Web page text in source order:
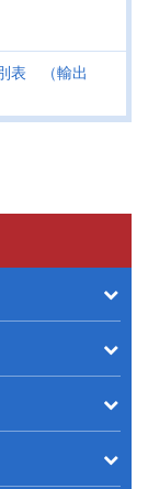
表 （輸出